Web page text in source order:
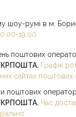
шоу-румі в м.
19.00
поштових
Графік
сайтах поштових
поштових
Час